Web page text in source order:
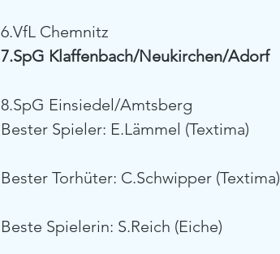
6.VfL Chemnitz
7.SpG Klaffenbach/Neukirchen/Adorf
8.SpG Einsiedel/Amtsberg
Bester Spieler: E.Lämmel (Textima)
Bester Torhüter: C.Schwipper (Textima)
Beste Spielerin: S.Reich (Eiche)